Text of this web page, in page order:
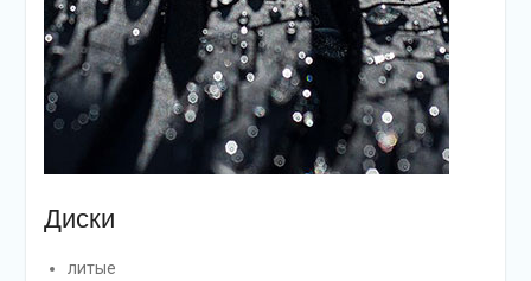
Диски
литые